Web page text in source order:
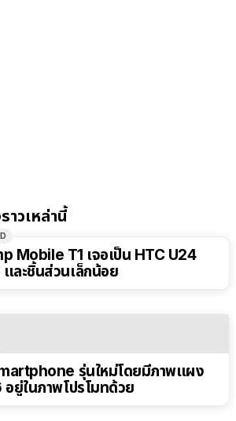
าวเหล่านี้
Mobile T1 เจอเป็น HTC U24
ละชิ้นส่วนเล็กน้อย
รุ่นใหม่โดยมีภาพแผง
ยู่ในภาพโปรโมทด้วย